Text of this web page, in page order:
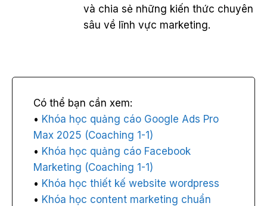
và chia sẻ những kiến thức chuyên
sâu về lĩnh vực marketing.
Khóa học quảng cáo Google Ads Pro
Max 2025 (Coaching 1-1)
Khóa học quảng cáo Facebook
Marketing (Coaching 1-1)
Khóa học thiết kế website wordpress
Khóa học content marketing chuẩn